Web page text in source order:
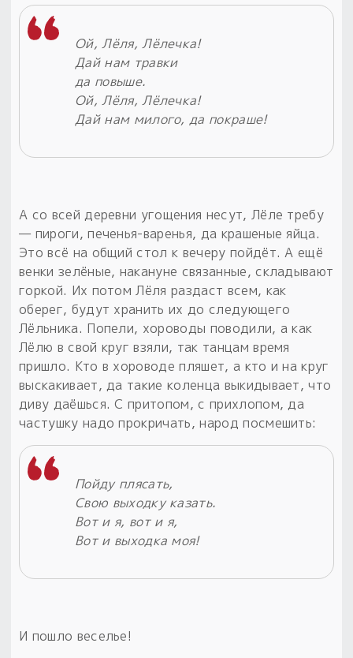
Ой, Лёля, Лёлечка!
Дай нам травки
да повыше.
Ой, Лёля, Лёлечка!
Дай нам милого, да покраше!
А со всей деревни угощения несут, Лёле требу
— пироги, печенья-варенья, да крашеные яйца.
Это всё на общий стол к вечеру пойдёт. А ещё
венки зелёные, накануне связанные, складывают
горкой. Их потом Лёля раздаст всем, как
оберег, будут хранить их до следующего
Лёльника. Попели, хороводы поводили, а как
Лёлю в свой круг взяли, так танцам время
пришло. Кто в хороводе пляшет, а кто и на круг
выскакивает, да такие коленца выкидывает, что
диву даёшься. С притопом, с прихлопом, да
частушку надо прокричать, народ посмешить:
Пойду плясать,
Свою выходку казать.
Вот и я, вот и я,
Вот и выходка моя!
И пошло веселье!